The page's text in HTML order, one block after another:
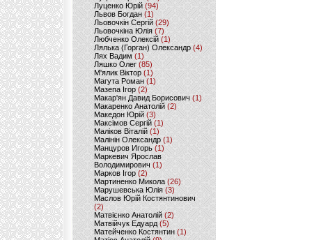
Луценко Юрій (94)
Львов Богдан (1)
Льовочкін Сергій (29)
Льовочкіна Юлія(7)
Любченко Олексій(1)
Лялька (Горган) Олександр(4)
Лях Вадим (1)
Ляшко Олег (85)
М'ялик Віктор(1)
Магута Роман(1)
Мазепа Ігор (2)
Макар'ян Давид Борисович(1)
Макаренко Анатолій (2)
Македон Юрій(3)
Максімов Сергій (1)
Маліков Віталій (1)
Малінін Олександр (1)
Манцуров Игорь (1)
Маркевич Ярослав
Володимирович (1)
Марков Ігор (2)
Мартиненко Микола (26)
Марушевська Юлія (3)
Маслов Юрій Костянтинович
(2)
Матвієнко Анатолій (2)
Матвійчук Едуард(5)
Матейченко Костянтин (1)